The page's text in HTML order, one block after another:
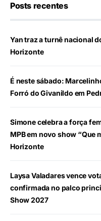
Posts recentes
Yan traz a turnê nacional
Horizonte
É neste sábado:
Forró do Givanildo em
Simone celebra a força
MPB em novo show “Que
Horizonte
Laysa Valadares vence
confirmada no palco
Show 2027